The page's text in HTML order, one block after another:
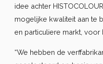
idee achter
mogelijke kwaliteit aan te
en particuliere markt, voor
“We hebben de